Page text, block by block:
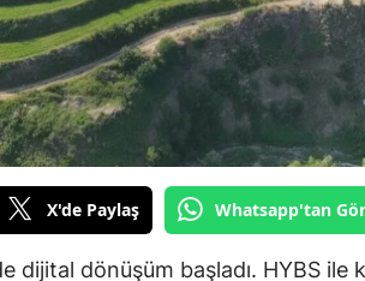
X'de Paylaş Whatsapp'tan
dijital dönüşüm başladı. HYBS ile